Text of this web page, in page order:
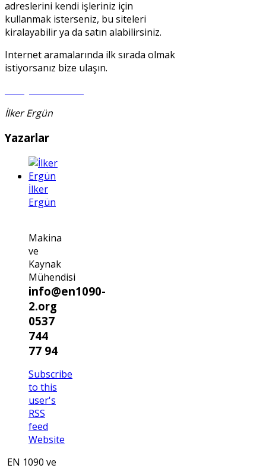
adreslerini kendi işleriniz için
kullanmak isterseniz, bu siteleri
kiralayabilir ya da satın alabilirsiniz.
Internet aramalarında ilk sırada olmak
istiyorsanız bize ulaşın.
İlker Ergün
Yazarlar
İlker
Ergün
Makina
ve
Kaynak
Mühendisi
info@en1090-
2.org
0537
744
77 94
Subscribe
to this
user's
RSS
feed
Website
EN 1090 ve